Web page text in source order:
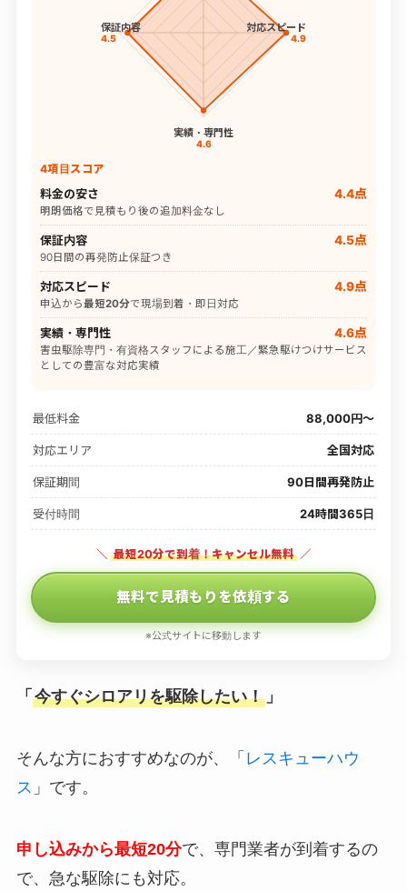
対応スピード
4.9
実績・専門性
4.6
保証内容
4.5
4項目スコア
料金の安さ 4.4点
明朗価格で見積もり後の追加料金なし
保証内容 4.5点
90日間の再発防止保証つき
対応スピード 4.9点
申込から最短20分で現場到着・即日対応
実績・専門性 4.6点
害虫駆除専門・有資格スタッフによる施工／緊急駆けつけサービス
としての豊富な対応実績
最低料金 88,000円〜
対応エリア 全国対応
保証期間 90日間再発防止
受付時間 24時間365日
＼ 最短20分で到着！キャンセル無料 ／
無料で見積もりを依頼する
※公式サイトに移動します
「 今すぐシロアリを駆除したい！」
そんな方におすすめなのが、「 レスキューハウ
ス 」です。
申し込みから最短20分で、専門業者が到着するの
で、急な駆除にも対応。